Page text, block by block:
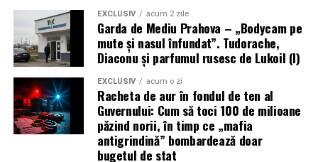
EXCLUSIV acum 2 zile
Garda de Mediu Prahova – „Bodycam pe
mute și nasul înfundat”. Tudorache,
Diaconu și parfumul rusesc de Lukoil (I)
EXCLUSIV acum o zi
Racheta de aur în fondul de ten al
Guvernului: Cum să toci 100 de milioane
păzind norii, în timp ce „mafia
antigrindină” bombardează doar
bugetul de stat